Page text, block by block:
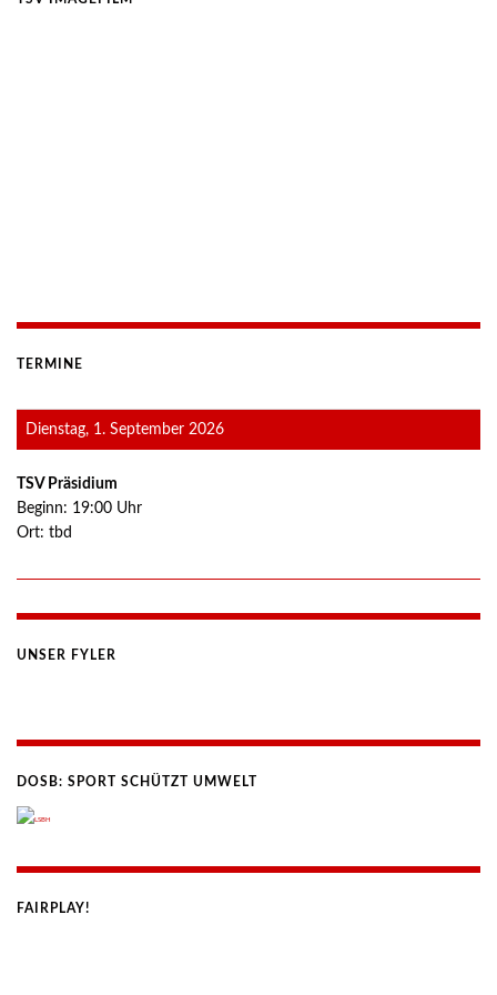
TERMINE
Dienstag, 1. September 2026
TSV Präsidium
Beginn: 19:00 Uhr
Ort: tbd
UNSER FYLER
DOSB: SPORT SCHÜTZT UMWELT
FAIRPLAY!